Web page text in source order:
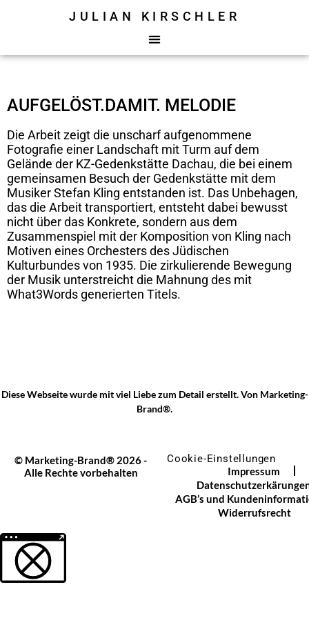
JULIAN KIRSCHLER
AUFGELÖST.DAMIT. MELODIE
Die Arbeit zeigt die unscharf aufgenommene
Fotografie einer Landschaft mit Turm auf dem
Gelände der KZ-Gedenkstätte Dachau, die bei einem
gemeinsamen Besuch der Gedenkstätte mit dem
Musiker Stefan Kling entstanden ist. Das Unbehagen,
das die Arbeit transportiert, entsteht dabei bewusst
nicht über das Konkrete, sondern aus dem
Zusammenspiel mit der Komposition von Kling nach
Motiven eines Orchesters des Jüdischen
Kulturbundes von 1935. Die zirkulierende Bewegung
der Musik unterstreicht die Mahnung des mit
What3Words generierten Titels.
Diese Webseite wurde mit viel Liebe zum Detail erstellt. Von Marketing-
Brand®.
© Marketing-Brand® 2026 -
Alle Rechte vorbehalten
Cookie-Einstellungen
Impressum
AGB’s und
Widerrufsrecht
Weitere Informationen über den gesperrten Inhalt.